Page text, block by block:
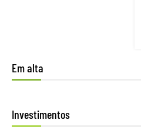
Em alta
Investimentos